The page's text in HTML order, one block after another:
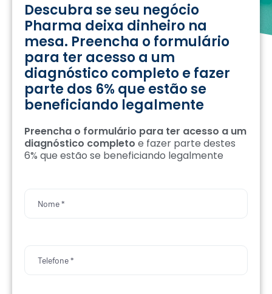
Descubra se seu negócio
Pharma deixa dinheiro na
mesa. Preencha o formulário
para ter acesso a um
diagnóstico completo e fazer
parte dos 6% que estão se
beneficiando legalmente
Preencha o formulário para ter acesso a um
diagnóstico completo e fazer parte destes
6% que estão se beneficiando legalmente